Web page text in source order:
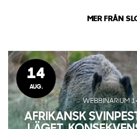
MER FRÅN
14
AUG.